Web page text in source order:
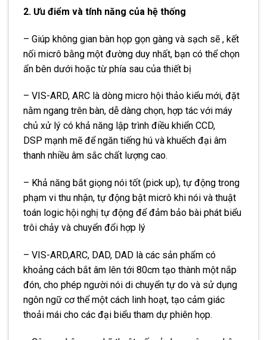
2. Ưu điểm và tính năng của hệ thống
– Giúp không gian bàn họp gọn gàng và sạch sẽ , kết
nối micrô bằng một đường duy nhất, bạn có thể chọn
ẩn bên dưới hoặc từ phía sau của thiết bị
– VIS-ARD, ARC là dòng micro hội thảo kiểu mới, đặt
nằm ngang trên bàn, dễ dàng chọn, hợp tác với máy
chủ xử lý có khả năng lập trình điều khiển CCD,
DSP mạnh mẽ để ngăn tiếng hú và khuếch đại âm
thanh nhiều âm sắc chất lượng cao.
– Khả năng bắt giọng nói tốt (pick up), tự động trong
phạm vi thu nhận, tự động bật micrô khi nói và thuật
toán logic hội nghị tự động để đảm bảo bài phát biểu
trôi chảy và chuyển đổi hợp lý
– VIS-ARD,ARC, DAD, DAD là các sản phẩm có
khoảng cách bắt âm lên tới 80cm tạo thành một nắp
đón, cho phép người nói di chuyển tự do và sử dụng
ngôn ngữ cơ thể một cách linh hoạt, tạo cảm giác
thoải mái cho các đại biểu tham dự phiên họp.